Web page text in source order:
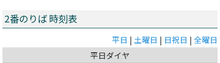
2番のりば 時刻表
平日 | 土曜日 | 日祝日 | 全曜日
平日ダイヤ